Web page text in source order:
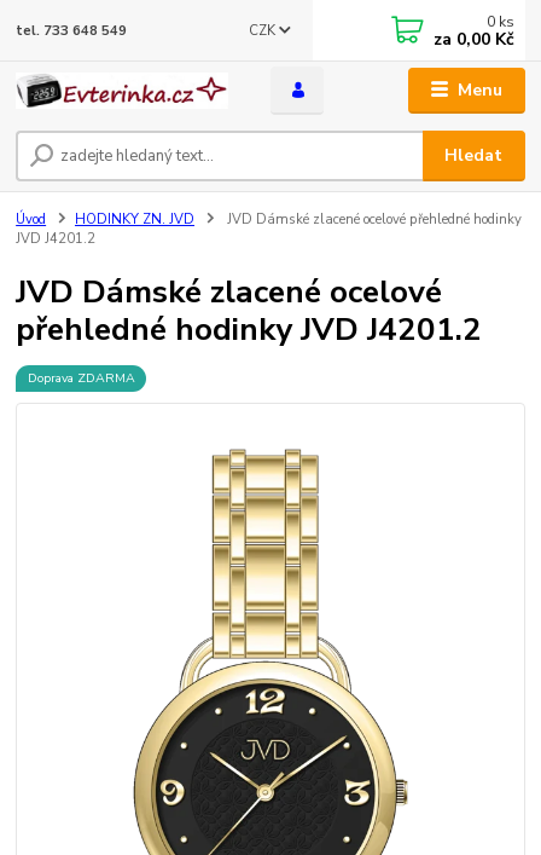
Menu
CZK
Hledat
tel. 733 648 549 0 ks
za 0,00 Kč
Úvod HODINKY ZN. JVD
JVD Dámské zlacené ocelové přehledné hodinky
JVD J4201.2
JVD Dámské zlacené ocelové
přehledné hodinky JVD J4201.2
Doprava ZDARMA